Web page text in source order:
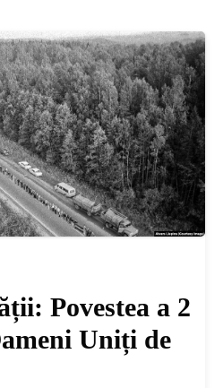
Povestea a 2
Uniți de
SI
STIRI